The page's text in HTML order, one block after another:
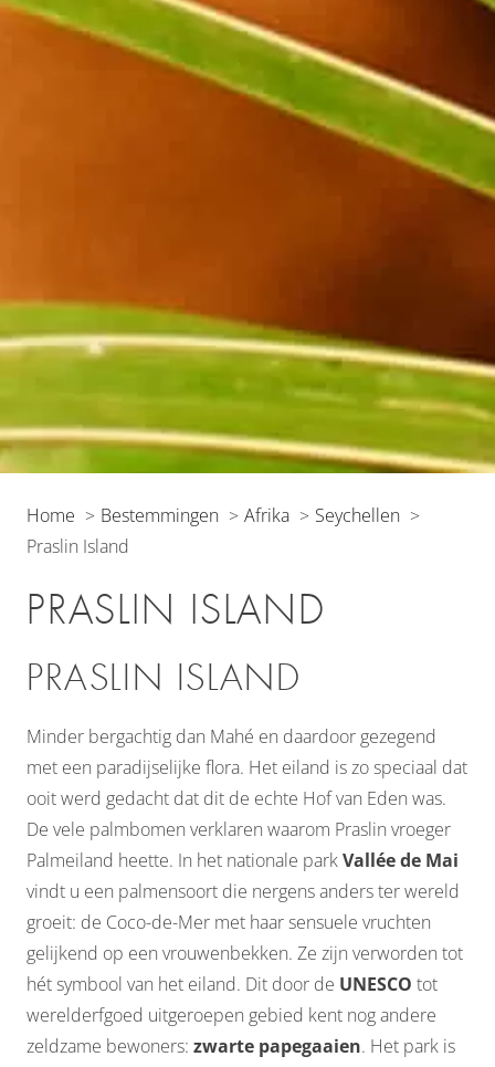
Home Bestemmingen Afrika
Seychellen
Praslin Island
PRASLIN ISLAND
PRASLIN ISLAND
Minder bergachtig dan Mahé en daardoor gezegend
met een paradijselijke flora. Het eiland is zo speciaal dat
ooit werd gedacht dat dit de echte Hof van Eden was.
De vele palmbomen verklaren waarom Praslin vroeger
Palmeiland heette. In het nationale parkVallée de Mai
vindt u een palmensoort die nergens anders ter wereld
groeit: de Coco-de-Mer met haar sensuele vruchten
gelijkend op een vrouwenbekken. Ze zijn verworden tot
hét symbool van het eiland. Dit door de UNESCO tot
werelderfgoed uitgeroepen gebied kent nog andere
zeldzame bewoners: zwarte papegaaien. Het park is